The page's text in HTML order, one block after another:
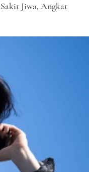
Jiwa, Angkat